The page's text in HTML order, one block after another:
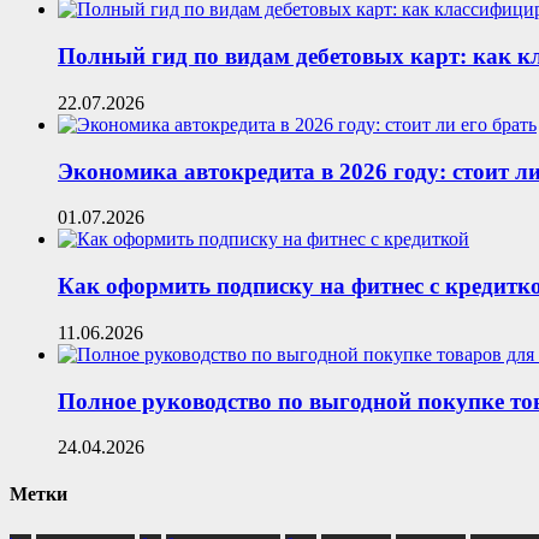
Полный гид по видам дебетовых карт: как
22.07.2026
Экономика автокредита в 2026 году: стоит
01.07.2026
Как оформить подписку на фитнес с
11.06.2026
Полное руководство по выгодной покупке
24.04.2026
Метки